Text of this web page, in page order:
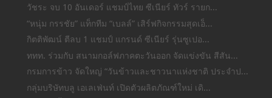
วัชระ จบ 10 อันเดอร์ แชมป์ไทย ซีเนียร์ ทัวร์ รายก...
“หนุ่ม กรรชัย” แท็กทีม “เบลล์” เสิร์ฟกิจกรรมสุดเอ็...
กิตติพัฒน์ ตีลบ 1 แชมป์ แกรนด์ ซีเนียร์ รุ่นซูเปอ...
ททท. ร่วมกับ สนามกอล์ฟภาคตะวันออก จัดแข่งขัน สีสัน...
กรมการข้าว จัดใหญ่ “วันข้าวและชาวนาแห่งชาติ ประจำป...
กลุ่มบริษัทบลู เอเลเฟ่นท์ เปิดตัวผลิตภัณฑ์ใหม่ เดิ...